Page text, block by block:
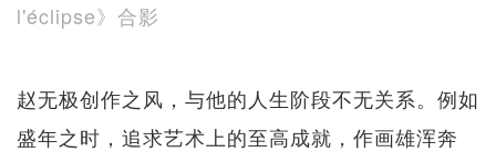
l'éclipse》合影
赵无极创作之风，与他的人生阶段不无关系。例如
盛年之时，追求艺术上的至高成就，作画雄浑奔